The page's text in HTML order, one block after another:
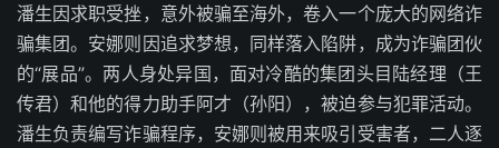
潘生因求职受挫，意外被骗至海外，卷入一个庞大的网络诈
骗集团。安娜则因追求梦想，同样落入陷阱，成为诈骗团伙
的“展品”。两人身处异国，面对冷酷的集团头目陆经理（王
传君）和他的得力助手阿才（孙阳），被迫参与犯罪活动。
潘生负责编写诈骗程序，安娜则被用来吸引受害者，二人逐